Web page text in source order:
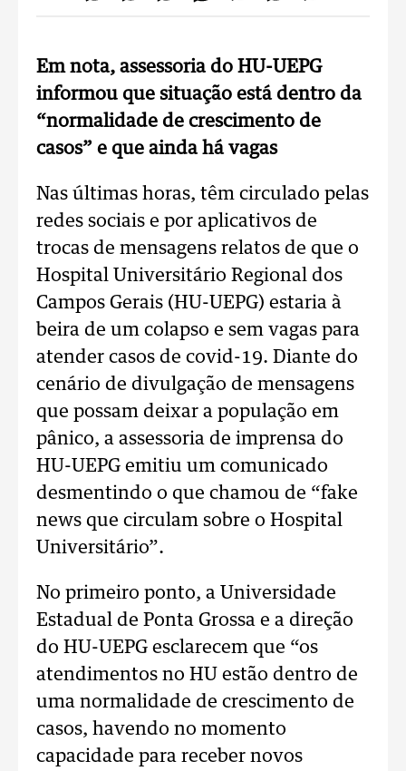
Em nota, assessoria do HU-UEPG
informou que situação está dentro da
“normalidade de crescimento de
casos” e que ainda há vagas
Nas últimas horas, têm circulado pelas
redes sociais e por aplicativos de
trocas de mensagens relatos de que o
Hospital Universitário Regional dos
Campos Gerais (HU-UEPG) estaria à
beira de um colapso e sem vagas para
atender casos de covid-19. Diante do
cenário de divulgação de mensagens
que possam deixar a população em
pânico, a assessoria de imprensa do
HU-UEPG emitiu um comunicado
desmentindo o que chamou de “fake
news que circulam sobre o Hospital
Universitário”.
No primeiro ponto, a Universidade
Estadual de Ponta Grossa e a direção
do HU-UEPG esclarecem que “os
atendimentos no HU estão dentro de
uma normalidade de crescimento de
casos, havendo no momento
capacidade para receber novos